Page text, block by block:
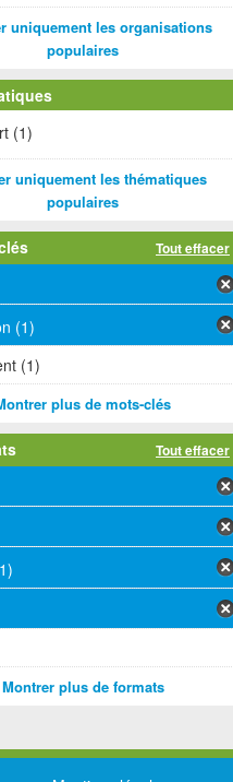
uniquement les organisations
populaires
(1)
uniquement les thématiques
populaires
Tout effacer
(1)
(1)
plus de mots-clés
Tout effacer
Montrer plus de formats